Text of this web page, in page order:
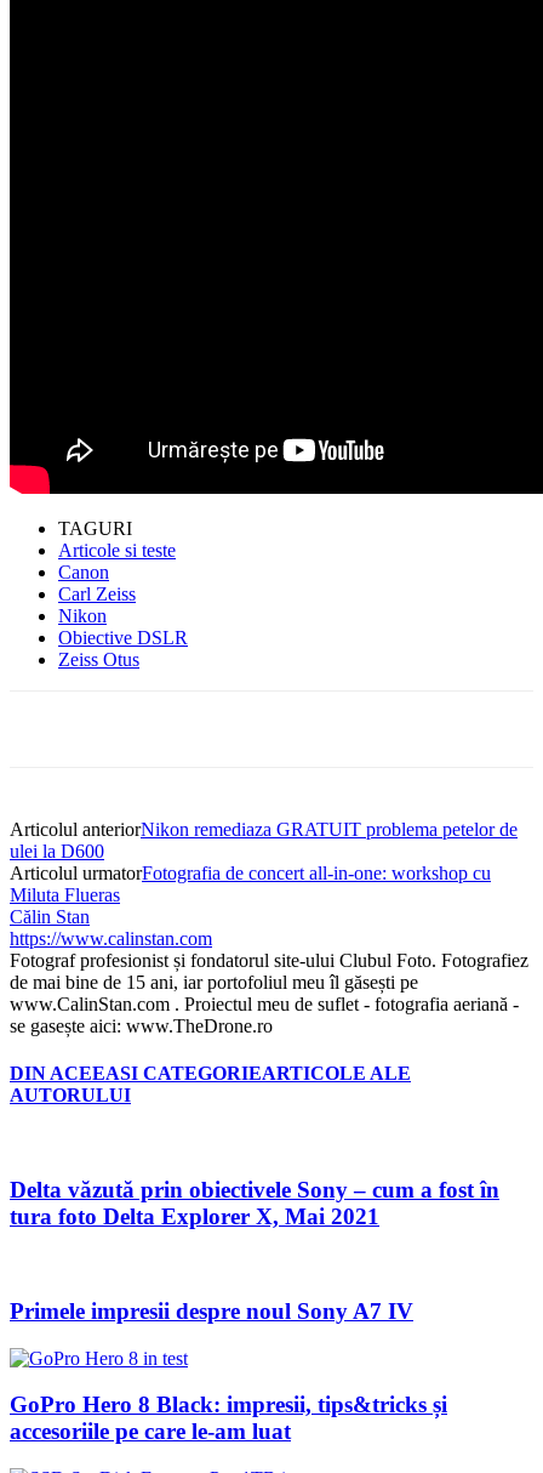
TAGURI
Articole si teste
Canon
Carl Zeiss
Nikon
Obiective DSLR
Zeiss Otus
Articolul anteriorNikon remediaza GRATUIT problema petelor de
ulei la D600
Articolul urmatorFotografia de concert all-in-one: workshop cu
Miluta Flueras
Călin Stan
https://www.calinstan.com
Fotograf profesionist și fondatorul site-ului Clubul Foto. Fotografiez
de mai bine de 15 ani, iar portofoliul meu îl găsești pe
www.CalinStan.com . Proiectul meu de suflet - fotografia aeriană -
se gasește aici: www.TheDrone.ro
DIN ACEEASI CATEGORIEARTICOLE ALE
AUTORULUI
Delta văzută prin obiectivele Sony – cum a fost în
tura foto Delta Explorer X, Mai 2021
Primele impresii despre noul Sony A7 IV
GoPro Hero 8 Black: impresii, tips&tricks și
accesoriile pe care le-am luat